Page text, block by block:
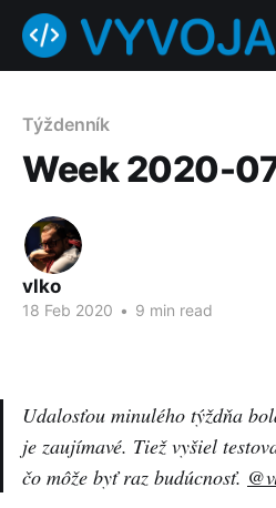
Týždenník
Week 2020-
vlko
18 Feb 2020 • 9 min read
Udalosťou minulého týždňa
je zaujímavé. Tiež vyšiel
čo môže byť raz budúcnosť.